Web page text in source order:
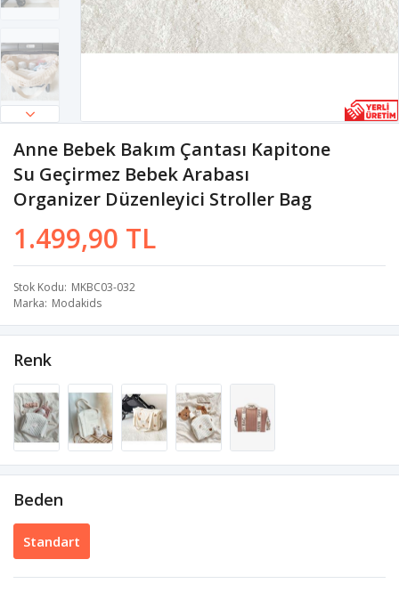
Anne Bebek Bakım Çantası Kapitone
Su Geçirmez Bebek Arabası
Organizer Düzenleyici Stroller Bag
1.499,90 TL
Stok Kodu MKBC03-032
Marka Modakids
Renk
Beden
Standart